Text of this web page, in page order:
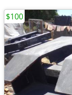
$100